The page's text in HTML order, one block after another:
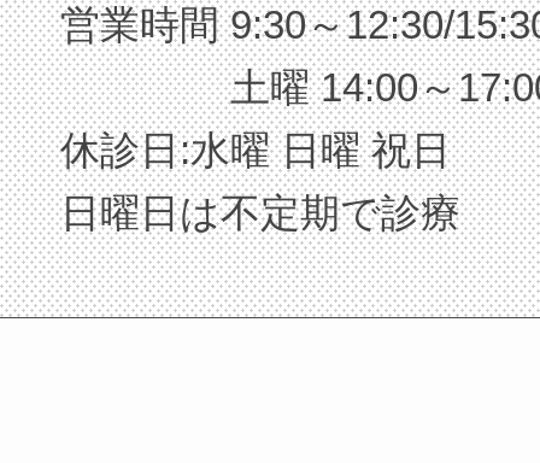
営業時間 9:30～12:30/
土曜 14:00～
休診日:水曜 日曜 祝日
日曜日は不定期で診療